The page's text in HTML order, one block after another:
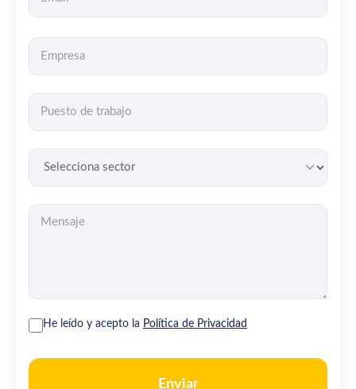
He leído y acepto la Política de Privacidad
Enviar